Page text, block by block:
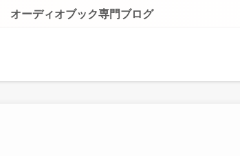
オーディオブック専門ブログ